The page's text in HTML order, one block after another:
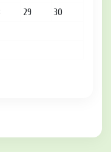
29
30